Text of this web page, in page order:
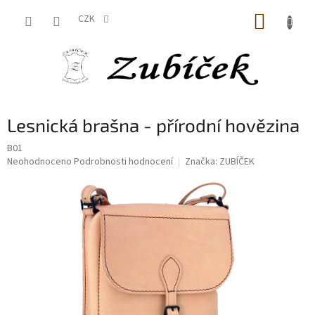
CZK
Lesnická brašna - přírodní hovězina
B01
Průměrné
Neohodnoceno Podrobnosti hodnocení Značka: ZUBÍČEK